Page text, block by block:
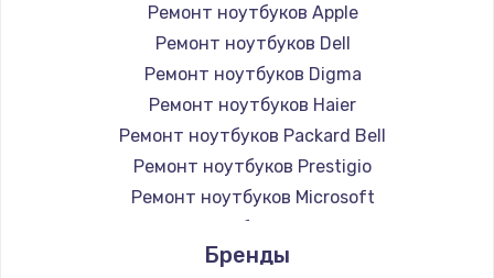
Ремонт ноутбуков Apple
Ремонт ноутбуков Dell
Ремонт ноутбуков Digma
Ремонт ноутбуков Haier
Ремонт ноутбуков Packard Bell
Ремонт ноутбуков Prestigio
Ремонт ноутбуков Microsoft
Ремонт ноутбуков Alienware
Ремонт ноутбуков Aquarius
Бренды